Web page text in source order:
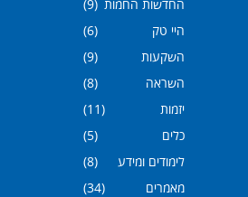
החדשות החמות (9)
היי טק
(6)
השקעות
(9)
השראה
(8)
יזמות
(11)
כלים
(5)
לימודים ומידע
(8)
מאמרים
(34)